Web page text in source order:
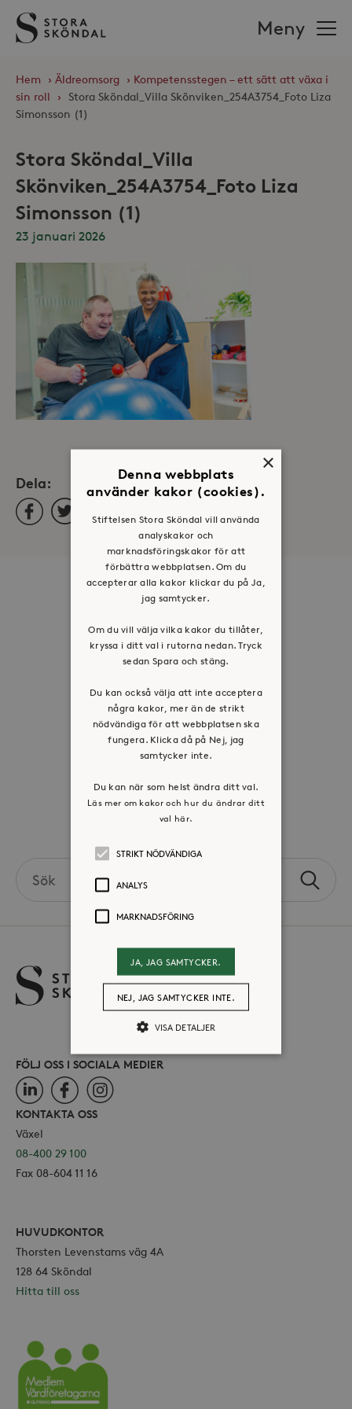
Stora
Sköndal
Meny
Hem › Äldreomsorg › Kompetensstegen – ett sätt att växa i
sin roll
› Stora Sköndal_Villa Skönviken_254A3754_Foto Liza
Simonsson (1)
Stora Sköndal_Villa
Skönviken_254A3754_Foto Liza
Simonsson (1)
23 januari 2026
Dela:
Facebook
Twitter
Om oss
Riktlinje för personuppgifter
Visselblåsartjänst
Jobba hos oss
Press & mediakontakt
Volontär hos Stora Sköndal
the
Sök
FÖLJ OSS I SOCIALA MEDIER
LinkedInFacebookInstagram
KONTAKTA OSS
Växel
08-400 29 100
Fax 08-604 11 16
HUVUDKONTOR
Thorsten Levenstams väg 4A
128 64 Sköndal
Hitta till oss
Vårdföretagarna
×
Denna webbplats
använder kakor (cookies).
Stiftelsen Stora Sköndal vill använda
analyskakor och
marknadsföringskakor för att
förbättra webbplatsen. Om du
accepterar alla kakor klickar du på Ja,
jag samtycker.
Om du vill välja vilka kakor du tillåter,
kryssa i ditt val i rutorna nedan. Tryck
sedan Spara och stäng.
Du kan också välja att inte acceptera
några kakor, mer än de strikt
nödvändiga för att webbplatsen ska
fungera. Klicka då på Nej, jag
samtycker inte.
Du kan när som helst ändra ditt val.
Läs mer om kakor och hur du ändrar ditt
val här.
STRIKT NÖDVÄNDIGA
ANALYS
MARKNADSFÖRING
JA, JAG SAMTYCKER.
NEJ, JAG SAMTYCKER INTE.
VISA DETALJER
Strikt nödvändiga
kontohantering. Webbplatsen kan inte
Namn
_hjFirstSeen